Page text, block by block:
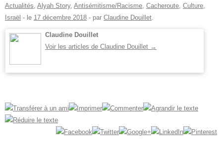
Actualités, Alyah Story, Antisémitisme/Racisme, Cacheroute, Culture,
Israël - le 17 décembre 2018 - par Claudine Douillet.
Claudine Douillet
Voir les articles de Claudine Douillet →